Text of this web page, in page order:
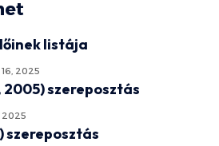
listája
16, 2025
2005) szereposztás
2025
szereposztás